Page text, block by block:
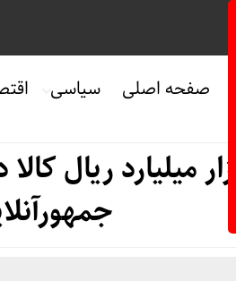
صفحه اصلی سیاسی
عرضه ۵۶ هزار میلیارد